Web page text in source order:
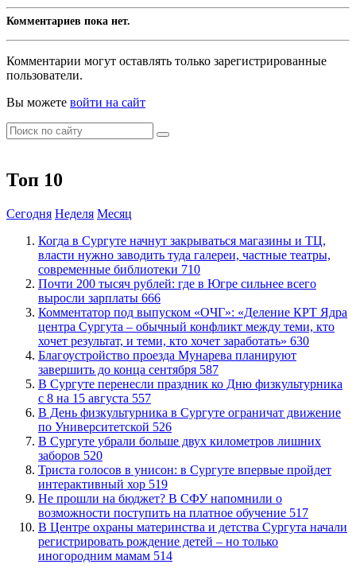
Комментариев пока нет.
Комментарии могут оставлять только зарегистрированные
пользователи.
Вы можете войти на сайт
Топ 10
Сегодня Неделя Месяц
​Когда в Сургуте начнут закрываться магазины и ТЦ,
власти нужно заводить туда галереи, частные театры,
современные библиотеки 710
​Почти 200 тысяч рублей: где в Югре сильнее всего
выросли зарплаты 666
​Комментатор под выпуском «ОЧГ»: «Деление КРТ Ядра
центра Сургута – обычный конфликт между теми, кто
хочет результат, и теми, кто хочет заработать» 630
Благоустройство проезда Мунарева планируют
завершить до конца сентября 587
​В Сургуте перенесли праздник ко Дню физкультурника
с 8 на 15 августа 557
​В День физкультурника в Сургуте ограничат движение
по Университетской 526
​В Сургуте убрали больше двух километров лишних
заборов 520
​Триста голосов в унисон: в Сургуте впервые пройдет
интерактивный хор 519
Не прошли на бюджет? В СФУ напомнили о
возможности поступить на платное обучение 517
​В Центре охраны материнства и детства Сургута начали
регистрировать рождение детей – но только
иногородним мамам 514